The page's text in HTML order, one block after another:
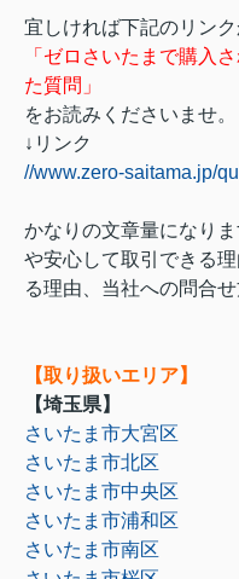
宜しければ下記のリンク
「ゼロさいたまで購入
た質問」
をお読みくださいませ。
↓リンク
//www.zero-saitama.jp/
かなりの文章量になり
や安心して取引できる
る理由、当社への問合
【取り扱いエリア】
【埼玉県】
さいたま市大宮区
さいたま市北区
さいたま市中央区
さいたま市浦和区
さいたま市南区